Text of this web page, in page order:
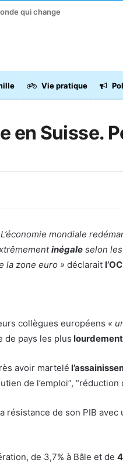
qui change
Vie pratique
en Suisse.
L’économie mondiale
inégale selon
la zone euro » déclarait
collègues européens «
de pays les plus
avoir martelé
de l’emploi”,
résistance de son PIB avec
de 3,7% à Bâle et de